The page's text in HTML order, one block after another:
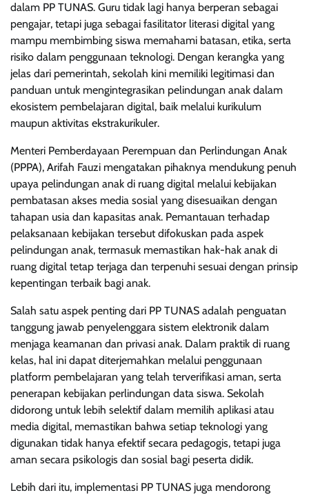
dalam PP TUNAS. Guru tidak lagi hanya berperan sebagai
pengajar, tetapi juga sebagai fasilitator literasi digital yang
mampu membimbing siswa memahami batasan, etika, serta
risiko dalam penggunaan teknologi. Dengan kerangka yang
jelas dari pemerintah, sekolah kini memiliki legitimasi dan
panduan untuk mengintegrasikan pelindungan anak dalam
ekosistem pembelajaran digital, baik melalui kurikulum
maupun aktivitas ekstrakurikuler.
Menteri Pemberdayaan Perempuan dan Perlindungan Anak
(PPPA), Arifah Fauzi mengatakan pihaknya mendukung penuh
upaya pelindungan anak di ruang digital melalui kebijakan
pembatasan akses media sosial yang disesuaikan dengan
tahapan usia dan kapasitas anak. Pemantauan terhadap
pelaksanaan kebijakan tersebut difokuskan pada aspek
pelindungan anak, termasuk memastikan hak-hak anak di
ruang digital tetap terjaga dan terpenuhi sesuai dengan prinsip
kepentingan terbaik bagi anak.
Salah satu aspek penting dari PP TUNAS adalah penguatan
tanggung jawab penyelenggara sistem elektronik dalam
menjaga keamanan dan privasi anak. Dalam praktik di ruang
kelas, hal ini dapat diterjemahkan melalui penggunaan
platform pembelajaran yang telah terverifikasi aman, serta
penerapan kebijakan perlindungan data siswa. Sekolah
didorong untuk lebih selektif dalam memilih aplikasi atau
media digital, memastikan bahwa setiap teknologi yang
digunakan tidak hanya efektif secara pedagogis, tetapi juga
aman secara psikologis dan sosial bagi peserta didik.
Lebih dari itu, implementasi PP TUNAS juga mendorong